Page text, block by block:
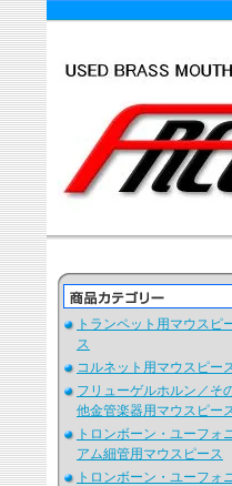
トランペット用マウスピ
ス
コルネット用マウスピー
フリューゲルホルン／そ
他金管楽器用マウスピー
トロンボーン・ユーフォ
アム細管用マウスピース
トロンボーン・ユーフォ